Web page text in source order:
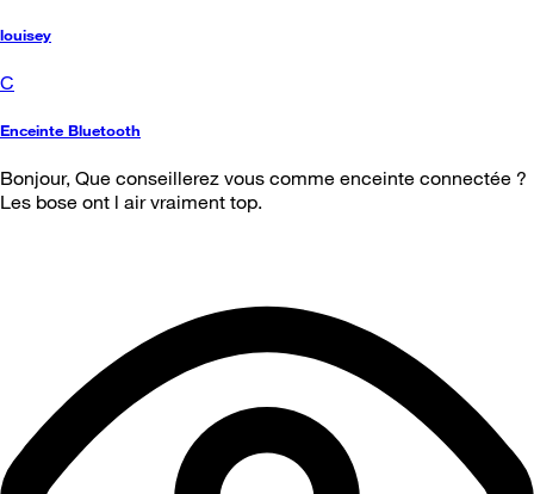
louisey
C
Enceinte Bluetooth
Bonjour, Que conseillerez vous comme enceinte connectée ?
Les bose ont l air vraiment top.